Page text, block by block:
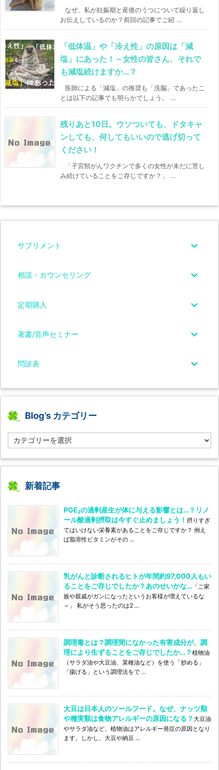
なぜ、私が妊娠期と産後のうつについて繰り返し
お伝えしているのか？前回の記事でご紹 ...
「低体温」や「冷え性」の原因は「減
塩」にあった！ – 女性の皆さん、それで
も減塩続けますか…？
医師による「減塩」の推奨も「洗脳」であったこ
とは以下の記事でも明らかでしょう。 ...
残りあと10日。ウソついても、ドタキャ
ンしても、何してもいいので逃げ切って
ください！
「子宮頸がんワクチンで多くの女性が未だに苦し
み続けていることをご存じですか？」 ...
サプリメント
相談・カウンセリング
定期購入
著書/音声セミナー
問診表
Blog’s カテゴリー
l
g’s
テ
リ
新着記事
PGE₂の過剰産生が体に与える影響とは…？リノ
ール酸過剰摂取は今すぐ止めましょう！ 摂りすぎ
てはいけない栄養素があることをご存じですか？ 例え
ば脂溶性ビタミンがその ...
乳がんと診断されるヒトが年間約97,000人もい
ることをご存じでしたか？あのせいかな… 「ご家
族や親戚がガンになったというお客様が増えているな
～」 私がそう思ったのは2 ...
調理毒とは？調理間になかった有害成分が、調
理により生ずることをご存じでしたか…？ 植物油
（サラダ油や大豆油、菜種油など）を使う「炒める」
「揚げる」という調理法をで ...
大豆は日本人のソールフード。なぜ、ナッツ類
や種実類は食物アレルギーの原因になる？ 大豆油
やサラダ油など、植物油はアレルギー発症の原因となり
ます。しかし、大豆や納豆 ...